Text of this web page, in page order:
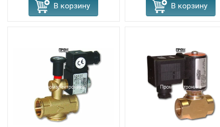
В корзину В корзину